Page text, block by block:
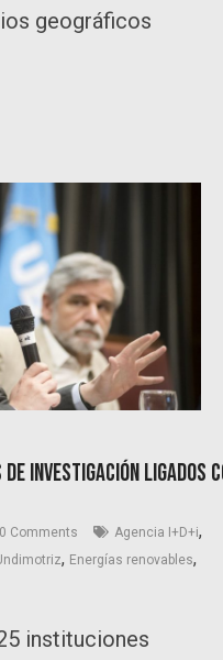
geográficos
investigación ligados
0 Comments Agencia I+D+i,
, Energías renovables,
instituciones